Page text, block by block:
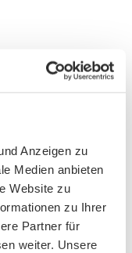
Anzeigen zu
Medien anbieten
Website zu
zu Ihrer
Partner für
weiter. Unsere
Auf der Karte anschauen